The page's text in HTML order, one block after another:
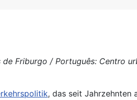
Friburgo / Português: Centro
, das seit Jahrzehnten